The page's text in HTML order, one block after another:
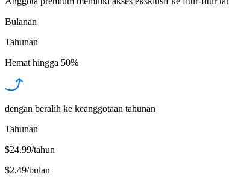
Bulanan
Tahunan
Hemat hingga 50%
dengan beralih ke keanggotaan tahunan
Tahunan
$24.99/tahun
$2.49/bulan